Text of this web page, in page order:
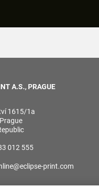
A.S., PRAGUE
1615/1a
012 555
print.com